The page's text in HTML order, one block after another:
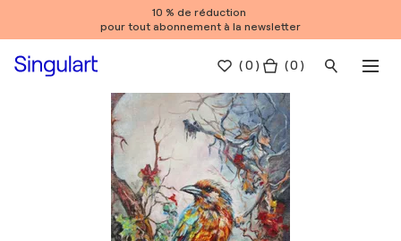
10 % de réduction
pour tout abonnement à la newsletter
(0 ) ( 0 )